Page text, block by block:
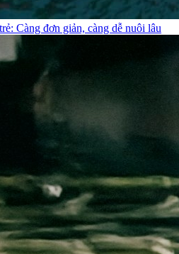
Càng đơn giản, càng dễ nuôi lâu